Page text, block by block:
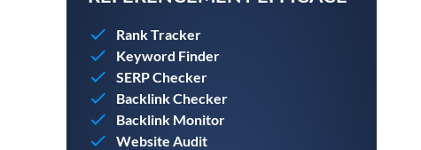
Rank Tracker
Keyword Finder
SERP Checker
Backlink Checker
Backlink Monitor
Website Audit